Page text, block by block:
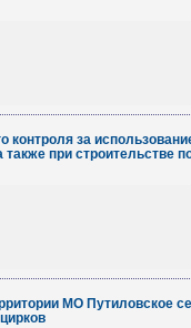
за
при строительстве
МО Путиловское